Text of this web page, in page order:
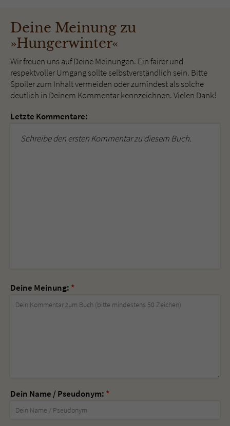
Deine Meinung zu
»Hungerwinter«
Wir freuen uns auf Deine Meinungen. Ein fairer und
respektvoller Umgang sollte selbstverständlich sein. Bitte
Spoiler zum Inhalt vermeiden oder zumindest als solche
deutlich in Deinem Kommentar kennzeichnen. Vielen Dank!
Letzte Kommentare:
Schreibe den ersten Kommentar zu diesem Buch.
Deine Meinung: *
Dein Name / Pseudonym: *